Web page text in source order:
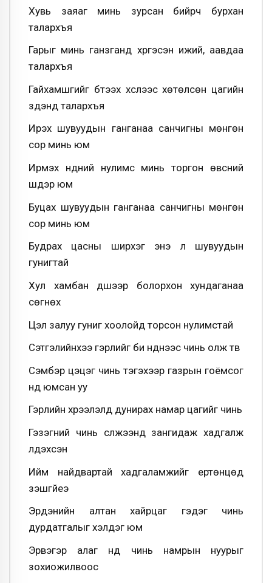
Хувь заяаг минь зурсан бийрч бурхан
талархъя
Гарыг минь ганзганд хүргэсэн ижий, аавдаа
талархъя
Гайхамшгийг бүтээх хүслээс хөтөлсөн цагийн
зүүдэнд талархъя
Ирэх шувуудын ганганаа санчигны мөнгөн
сор минь юм
Ирмэх нүдний нулимс минь торгон өвсний
шүүдэр юм
Буцах шувуудын ганганаа санчигны мөнгөн
сор минь юм
Будрах цасны ширхэг энэ л шувуудын
гунигтай
Хул хамбан үдшээр болорхон хундаганаа
сөгнөх
Цэл залуу гуниг хоолойд торсон нулимстай
Сэтгэлийнхээ гэрлийг би нүднээс чинь олж түүв
Сэмбэрүү цэцэг чинь тэгэхээр газрын гоёмсог
нүд юмсан уу
Гэрлийн хүрээлэлд дунирах намар цагийг чинь
Гэзэгний чинь сүлжээнд зангидаж хадгалж
үлдэхсэн
Ийм найдвартай хадгаламжийг ертөнцөд
үзэшгүйеэ
Эрдэнийн алтан хайрцаг гэдэг чинь
дурдатгалыг хэлдэг юм
Эрвэгэр алаг нүд чинь намрын нуурыг
зохиожилвоос